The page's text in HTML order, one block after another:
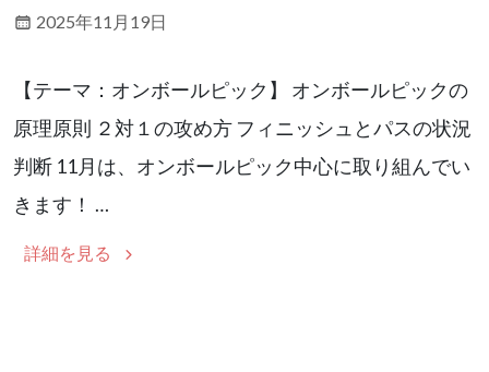
2025年11月19日
【テーマ：オンボールピック】 オンボールピックの
原理原則 ２対１の攻め方 フィニッシュとパスの状況
判断 11月は、オンボールピック中心に取り組んでい
きます！ …
詳細を見る